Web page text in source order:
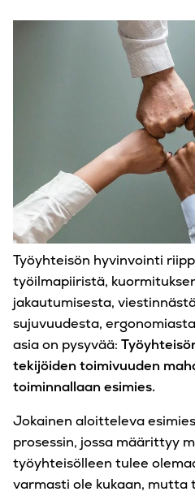
Työyhteisön hyvinvointi
työilmapiiristä,
jakautumisesta,
sujuvuudesta,
asia on pysyvää:
tekijöiden toimivuuden
toiminnallaan esimies.
Jokainen aloitteleva
prosessin, jossa määrittyy
työyhteisölleen tulee
varmasti ole kukaan, mutta